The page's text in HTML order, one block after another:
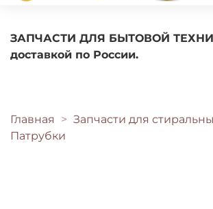
ЗАПЧАСТИ ДЛЯ БЫТОВОЙ
доставкой по
Главная
Запчасти для
Патрубки